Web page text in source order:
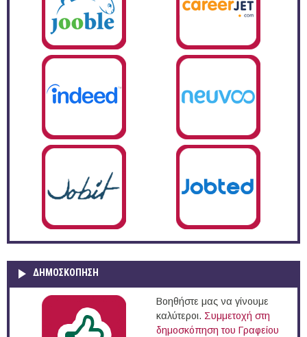
ΔΗΜΟΣΚΌΠΗΣΗ
Βοηθήστε μας να γίνουμε
καλύτεροι. Συμμετοχή στη
δημοσκόπηση του Γραφείου